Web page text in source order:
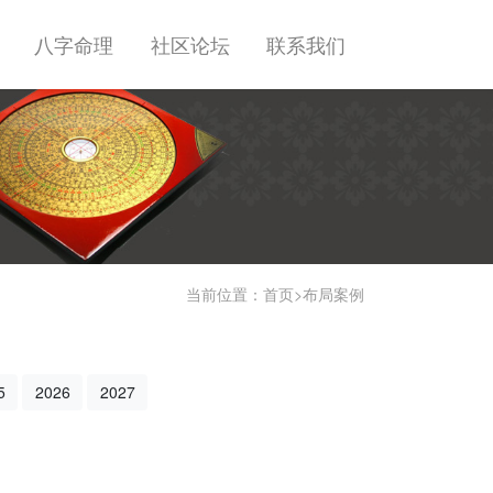
八字命理 社区论坛 联系我们
当前位置： 首页>布局案例
2026 2027